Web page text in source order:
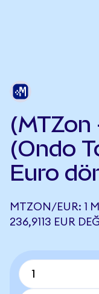
(MTZon
(Ondo
Euro
MTZON/EUR: 1
236,9113 EUR